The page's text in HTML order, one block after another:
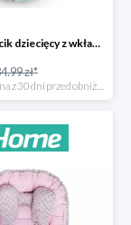
Belisima Becik dziecięcy z wkładem kokosowym Teddy Bear -24%
zł*